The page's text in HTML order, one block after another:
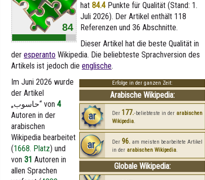
84
hat 84.4 Punkte für Qualität (Stand: 1.
Juli 2026). Der Artikel enthält 118
Referenzen und 36 Abschnitte.
Dieser Artikel hat die beste Qualität in
der esperanto Wikipedia. Die beliebteste Sprachversion des
Artikels ist jedoch die englische.
Erfolge in der ganzen Zeit:
Arabische Wikipedia:
ar Der 177.‑beliebteste in der arabischen
Wikipedia.
ar Der 96.am meisten bearbeitete Artikel
in der arabischen Wikipedia.
Globale Wikipedia:
Im Juni 2026 wurde
der Artikel
„حاسوب“ von 4
Autoren in der
arabischen
Wikipedia bearbeitet
(1668. Platz) und
von 31 Autoren in
allen Sprachen